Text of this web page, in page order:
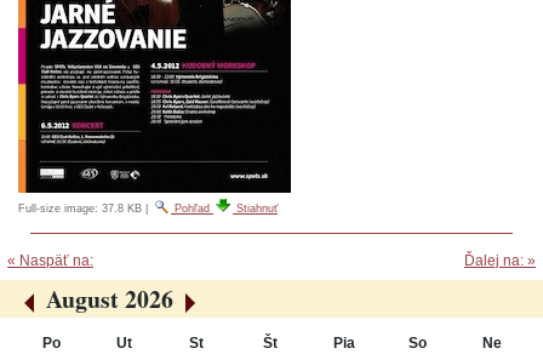
Full-size image: 37.8 KB Pohľad Stiahnuť
« Naspäť na: Ďalej na: »
«
August 2026
»
Po Ut St Št Pia So
Ne